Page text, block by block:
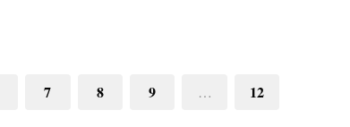
7 8 9 … 12